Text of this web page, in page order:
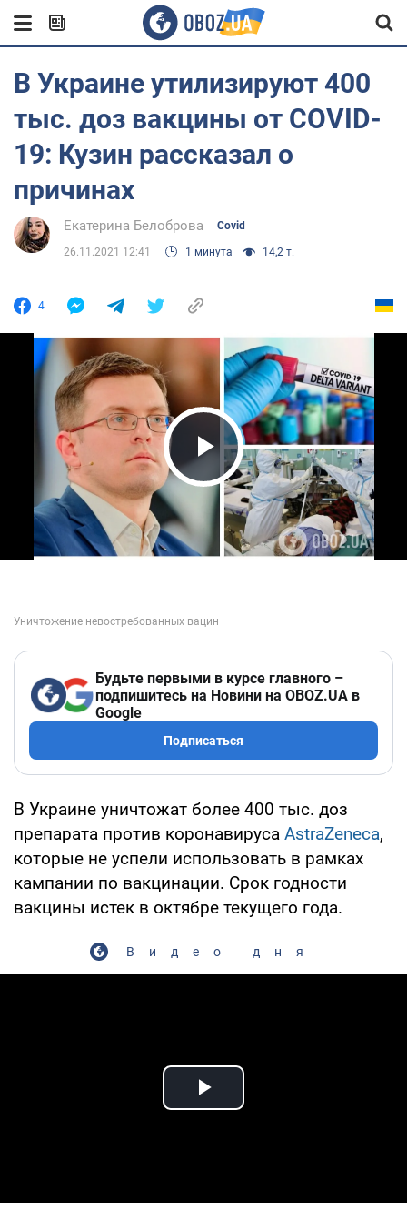
В Украине утилизируют 400
тыс. доз вакцины от COVID-
19: Кузин рассказал о
причинах
Екатерина Белоброва Covid
26.11.2021 12:41 1 минута 14,2 т.
4
Play Video
Будьте первыми в курсе главного –
подпишитесь на Новини на OBOZ.UA в
Google
Подписаться
В Украине уничтожат более 400 тыс. доз
препарата против коронавируса AstraZeneca,
которые не успели использовать в рамках
кампании по вакцинации. Срок годности
вакцины истек в октябре текущего года.
Видео дня
Play Video